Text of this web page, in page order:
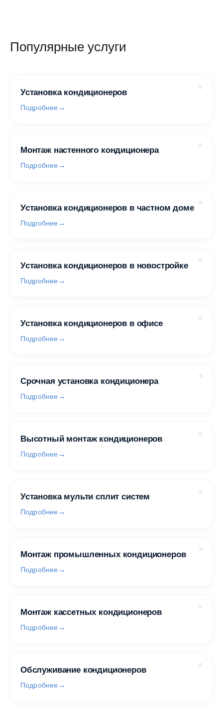
Популярные услуги
Установка кондиционеров
Подробнее
Монтаж настенного кондиционера
Подробнее
Установка кондиционеров в частном доме
Подробнее
Установка кондиционеров в новостройке
Подробнее
Установка кондиционеров в офисе
Подробнее
Срочная установка кондиционера
Подробнее
Высотный монтаж кондиционеров
Подробнее
Установка мульти сплит систем
Подробнее
Монтаж промышленных кондиционеров
Подробнее
Монтаж кассетных кондиционеров
Подробнее
Обслуживание кондиционеров
Подробнее